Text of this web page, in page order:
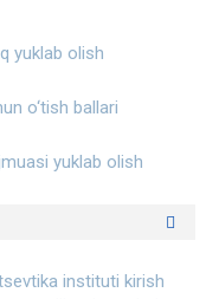
yuklab olish
o‘tish ballari
yuklab olish
instituti kirish